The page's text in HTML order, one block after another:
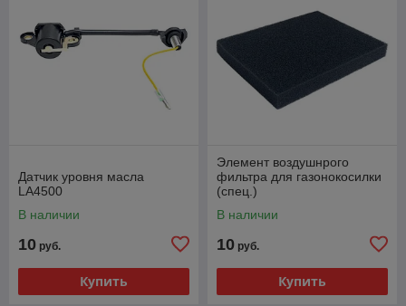
Датчик уровня масла
LA4500
В наличии
10 руб.
Купить
Элемент воздушнрого
фильтра для газонокосилки
(спец.)
В наличии
10 руб.
Купить